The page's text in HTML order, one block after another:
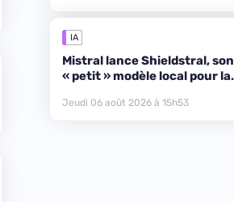
IA
Mistral lance Shieldstral, son
« petit » modèle local pour la
Jeudi 06 août 2026 à 15h53